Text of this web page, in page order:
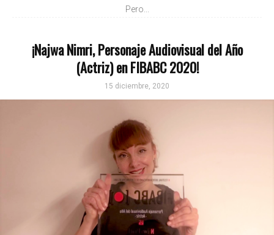
Pero...
¡Najwa Nimri, Personaje Audiovisual del Año
(Actriz) en FIBABC 2020!
15 diciembre, 2020